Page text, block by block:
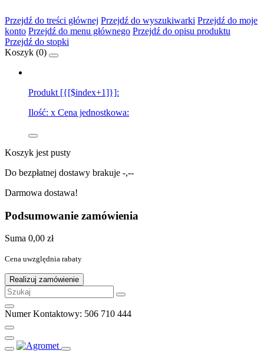
Przejdź do treści głównej Przejdź do wyszukiwarki Przejdź do moje
konto Przejdź do menu głównego Przejdź do opisu produktu
Przejdź do stopki
Koszyk (0)
Produkt [{[$index+1]}]:
Ilość: x Cena jednostkowa:
Koszyk jest pusty
Do bezpłatnej dostawy brakuje -,--
Darmowa dostawa!
Podsumowanie zamówienia
Suma 0,00 zł
Cena uwzględnia rabaty
Realizuj zamówienie
Numer Kontaktowy: 506 710 444